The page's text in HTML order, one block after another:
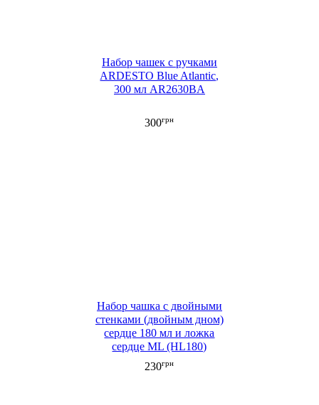
Набор чашек с ручками
ARDESTO Blue Atlantic,
300 мл AR2630BA
300грн
Набор чашка с двойными
стенками (двойным дном)
сердце 180 мл и ложка
сердце ML (HL180)
230грн